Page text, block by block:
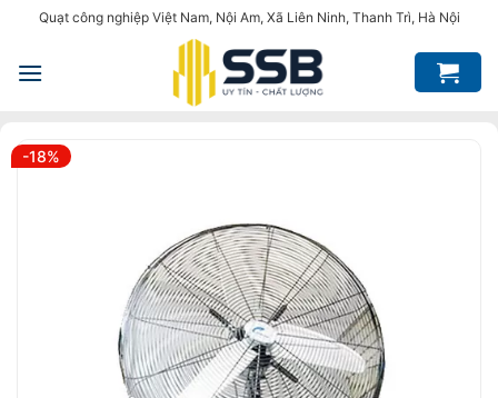
nội
Quạt công nghiệp Việt Nam, Nội Am, Xã Liên Ninh, Thanh Trì, Hà Nội
-18%